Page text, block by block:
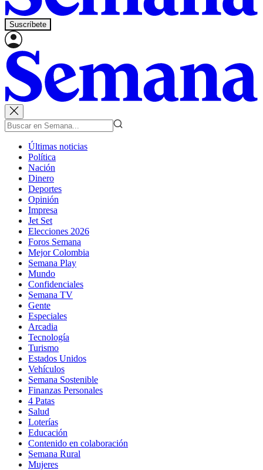
Suscríbete
Últimas noticias
Política
Nación
Dinero
Deportes
Opinión
Impresa
Jet Set
Elecciones 2026
Foros Semana
Mejor Colombia
Semana Play
Mundo
Confidenciales
Semana TV
Gente
Especiales
Arcadia
Tecnología
Turismo
Estados Unidos
Vehículos
Semana Sostenible
Finanzas Personales
4 Patas
Salud
Loterías
Educación
Contenido en colaboración
Semana Rural
Mujeres